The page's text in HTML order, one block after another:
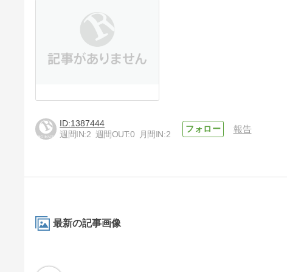
1387444
週間IN:2 週間OUT:0 月間IN:2
報告
最新の記事画像